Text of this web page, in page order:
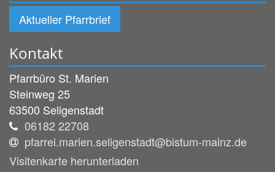
Aktueller Pfarrbrief
Kontakt
Pfarrbüro St. Marien
Steinweg 25
63500 Seligenstadt
06182 22708
pfarrei.marien.seligenstadt@bistum-mainz.de
Visitenkarte herunterladen